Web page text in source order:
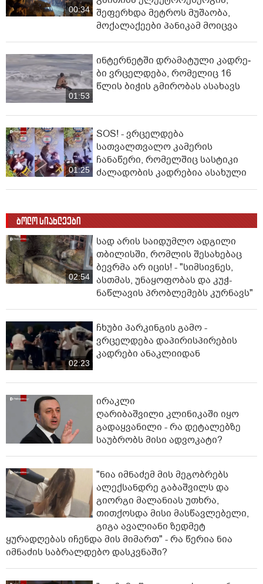
00:34
შეფერხდა მეტროს მუშაობა,
მოქალაქეები პანიკამ მოიცვა
01:53
ინ­ტერ­ნეტ­ში დრა­მა­ტუ­ლი კად­რე­
ბი ვრცელდება, რომელიც 16
წლის ბიჭის გმირობას ასახავს
01:25
SOS! - ვრცელდება
სათვალთვალო კამერის
ჩანაწერი, რომელშიც სასტიკი
ძალადობის კადრებია ასახული
ბოლო სიახლეები
02:54
სად არის საიდუმლო ადგილი
თბილისში, რომლის შესახებაც
ბევრმა არ იცის! - "სიმსივნეს,
ასთმას, უნაყოფობას და კუჭ-
ნაწლავის პრობლემებს კურნავს"
02:23
ჩხუბი პარკინგის გამო -
ვრცელდება დაპირისპირების
კადრები ანაკლიიდან
ირაკლი
ღარიბაშვილი კლინიკაში იყო
გადაყვანილი - რა დეტალებზე
საუბრობს მისი ადვოკატი?
"ნია იმნაძემ მის მეგობრებს
ალექსანდრე გაბაშვილს და
გიორგი მალანიას უთხრა,
თითქოსდა მისი მასწავლებელი,
გიგა ავალიანი ზედმეტ
ყურადღებას იჩენდა მის მიმართ" - რა წერია ნია
იმნაძის საბრალდებო დასკვნაში?